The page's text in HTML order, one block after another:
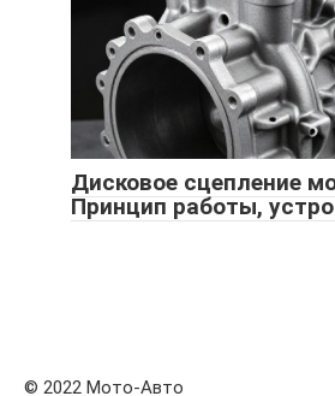
Дисковое сцепление
Принцип работы,
© 2022 Мото-Авто